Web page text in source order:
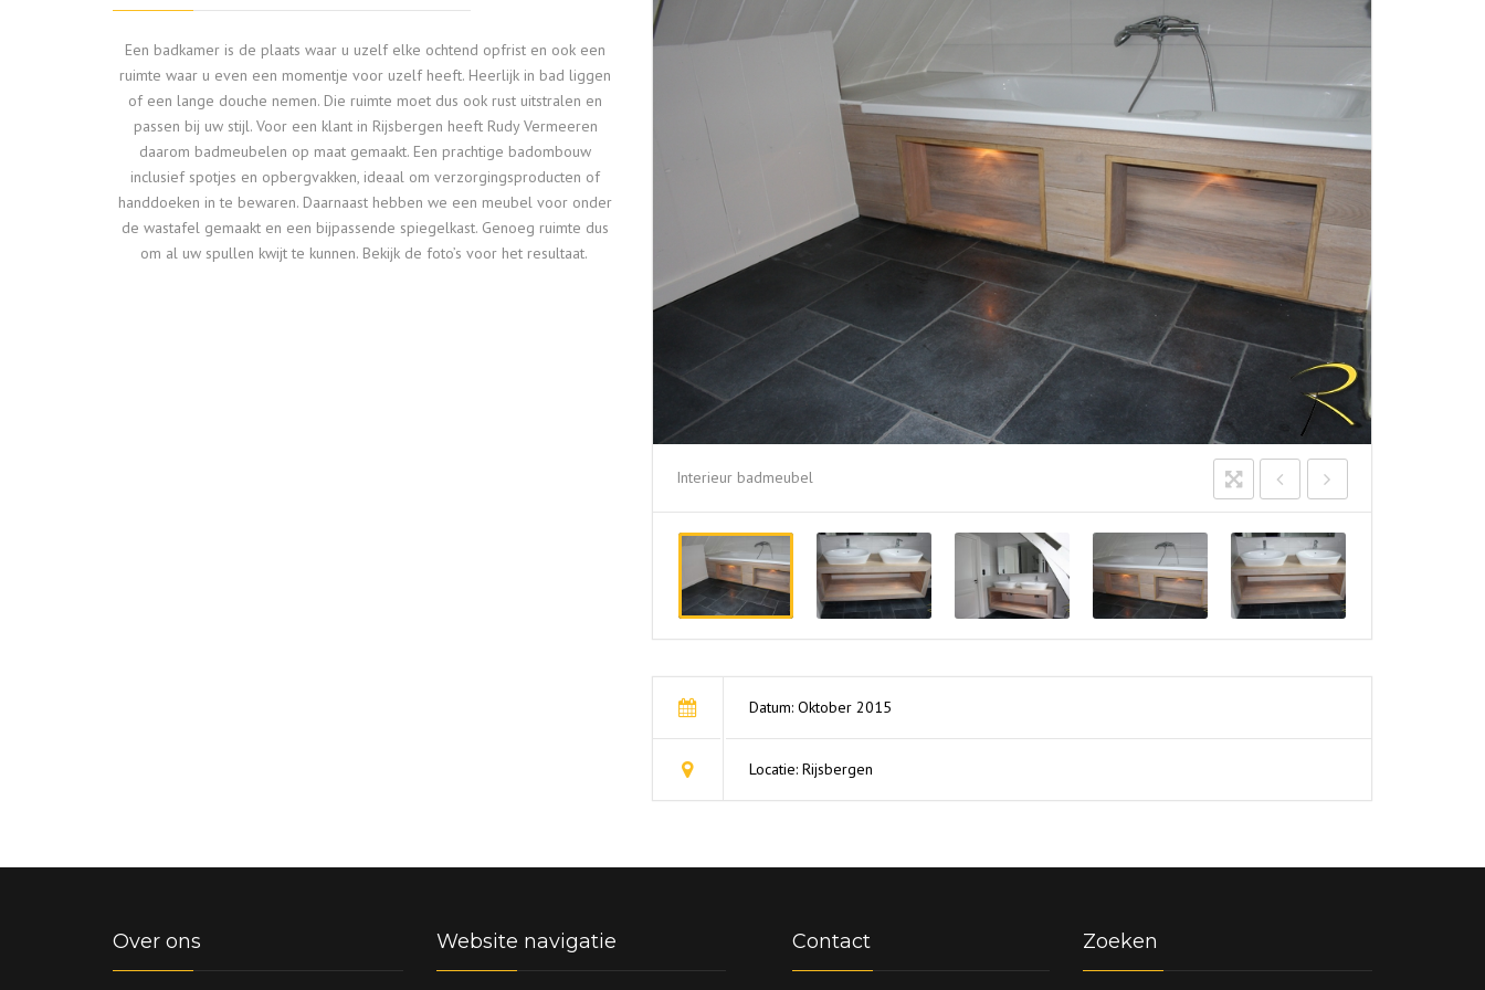
TUININRICHTING
Een badkamer is de plaats waar u uzelf elke ochtend opfrist en ook een
ruimte waar u even een momentje voor uzelf heeft. Heerlijk in bad liggen
of een lange douche nemen. Die ruimte moet dus ook rust uitstralen en
passen bij uw stijl. Voor een klant in Rijsbergen heeft Rudy Vermeeren
daarom badmeubelen op maat gemaakt. Een prachtige badombouw
inclusief spotjes en opbergvakken, ideaal om verzorgingsproducten of
handdoeken in te bewaren. Daarnaast hebben we een meubel voor onder
de wastafel gemaakt en een bijpassende spiegelkast. Genoeg ruimte dus
om al uw spullen kwijt te kunnen. Bekijk de foto’s voor het resultaat.
Interieur badmeubel
Datum: Oktober 2015
Locatie: Rijsbergen
Over ons Website navigatie Contact Zoeken